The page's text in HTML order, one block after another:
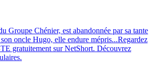
Groupe Chénier, est abandonnée par sa tante
oncle Hugo, elle endure mépris...Regardez
gratuitement sur NetShort. Découvrez